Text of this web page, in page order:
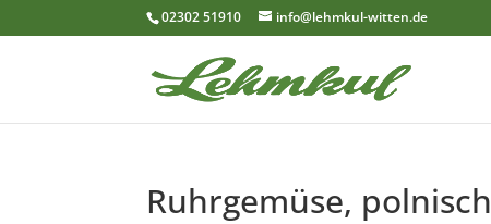
02302 51910 info@lehmkul-witten.de
Ruhrgemüse, polnisch